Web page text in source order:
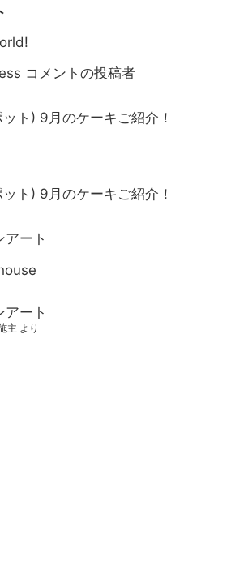
コメントの投稿者
ト) 9月のケーキご紹介！
ト) 9月のケーキご紹介！
アート
アート
主 より